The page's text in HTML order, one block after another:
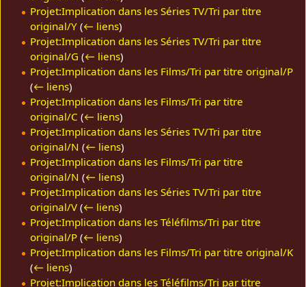
Projet:Implication dans les Séries TV/Tri par titre
original/Y (← liens)
Projet:Implication dans les Séries TV/Tri par titre
original/G (← liens)
Projet:Implication dans les Films/Tri par titre original/P
(← liens)
Projet:Implication dans les Films/Tri par titre
original/C (← liens)
Projet:Implication dans les Séries TV/Tri par titre
original/N (← liens)
Projet:Implication dans les Films/Tri par titre
original/N (← liens)
Projet:Implication dans les Séries TV/Tri par titre
original/V (← liens)
Projet:Implication dans les Téléfilms/Tri par titre
original/P (← liens)
Projet:Implication dans les Films/Tri par titre original/K
(← liens)
Projet:Implication dans les Téléfilms/Tri par titre